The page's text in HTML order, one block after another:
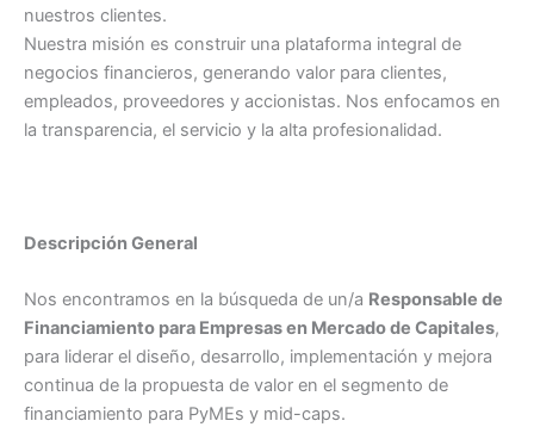
nuestros clientes.
Nuestra misión es construir una plataforma integral de
negocios financieros, generando valor para clientes,
empleados, proveedores y accionistas. Nos enfocamos en
la transparencia, el servicio y la alta profesionalidad.
Descripción General
Nos encontramos en la búsqueda de un/a Responsable de
Financiamiento para Empresas en Mercado de Capitales,
para liderar el diseño, desarrollo, implementación y mejora
continua de la propuesta de valor en el segmento de
financiamiento para PyMEs y mid-caps.